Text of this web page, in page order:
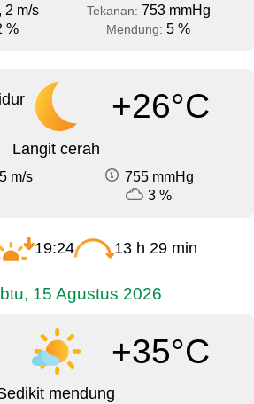
2 m/s Tekanan: 753 mmHg
% Mendung: 5 %
+26°C
Langit cerah
m/s
755 mmHg
3 %
19:24 13 h 29 min
15 Agustus 2026
+35°C
mendung